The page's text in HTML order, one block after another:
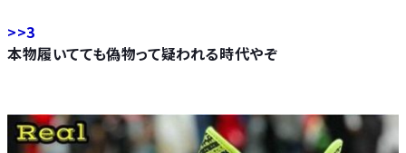
>>3
本物履いてても偽物って疑われる時代やぞ